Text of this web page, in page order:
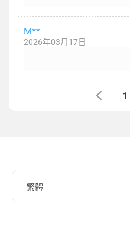
M**
2026年03月17日
1